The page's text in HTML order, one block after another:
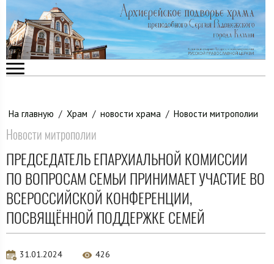
На главную / Храм / новости храма / Новости митрополии
Новости митрополии
ПРЕДСЕДАТЕЛЬ ЕПАРХИАЛЬНОЙ КОМИССИИ
ПО ВОПРОСАМ СЕМЬИ ПРИНИМАЕТ УЧАСТИЕ ВО
ВСЕРОССИЙСКОЙ КОНФЕРЕНЦИИ,
ПОСВЯЩЁННОЙ ПОДДЕРЖКЕ СЕМЕЙ
31.01.2024 426